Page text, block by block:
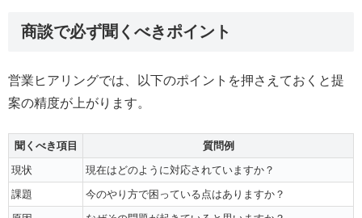
商談で必ず聞くべきポイント
営業ヒアリングでは、以下のポイントを押さえておくと提
案の精度が上がります。
聞くべき項目
質問例
現状
現在はどのように対応されていますか？
課題
今のやり方で困っている点はありますか？